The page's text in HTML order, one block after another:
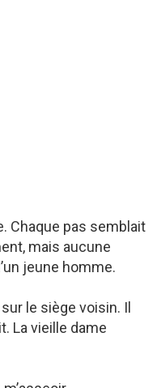
Chaque pas semblait
mais aucune
jeune homme.
le siège voisin. Il
La vieille dame